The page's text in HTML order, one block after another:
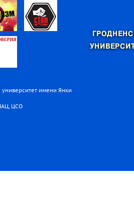
университет имени Янки
ЦСО